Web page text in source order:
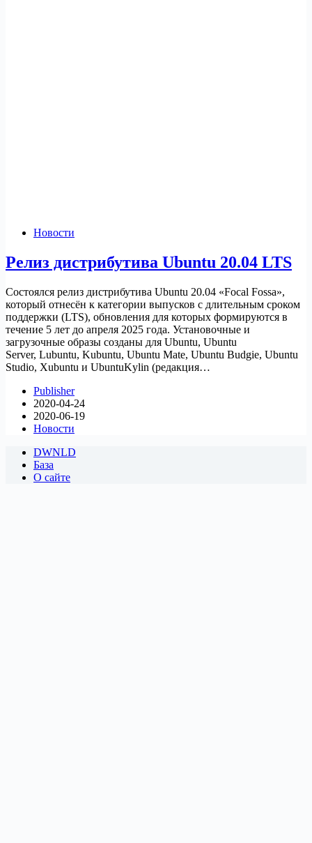
Новости
Релиз дистрибутива Ubuntu 20.04 LTS
Состоялся релиз дистрибутива Ubuntu 20.04 «Focal Fossa»,
который отнесён к категории выпусков с длительным сроком
поддержки (LTS), обновления для которых формируются в
течение 5 лет до апреля 2025 года. Установочные и
загрузочные образы созданы для Ubuntu, Ubuntu
Server, Lubuntu, Kubuntu, Ubuntu Mate, Ubuntu Budgie, Ubuntu
Studio, Xubuntu и UbuntuKylin (редакция…
Publisher
2020-04-24
2020-06-19
Новости
DWNLD
База
О сайте